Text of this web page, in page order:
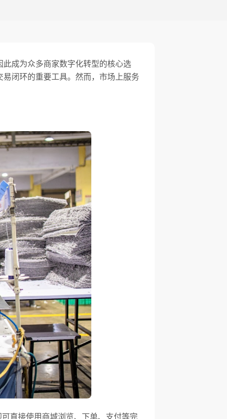
此成为众多商家数字化转型的核心选
闭环的重要工具。然而，市场上服务
直接使用商城浏览、下单、支付等完